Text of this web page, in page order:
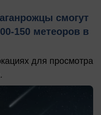
смогут
150 метеоров в
для просмотра